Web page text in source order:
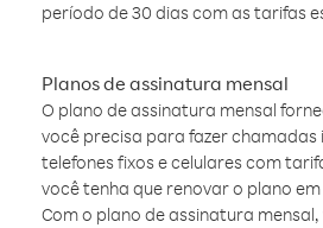
período de 30 dias com as tarifas
Planos de assinatura mensal
O plano de assinatura mensal
você precisa para fazer
telefones fixos e celulares com
você tenha que renovar o plano
Com o plano de assinatura